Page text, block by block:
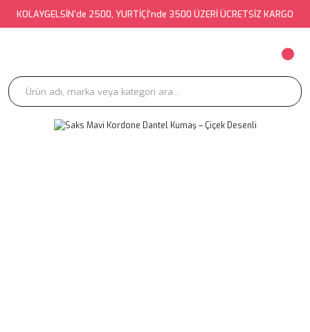
KOLAYGELSİN'de 2500, YURTİÇİ'nde 3500 ÜZERİ ÜCRETSİZ KARGO